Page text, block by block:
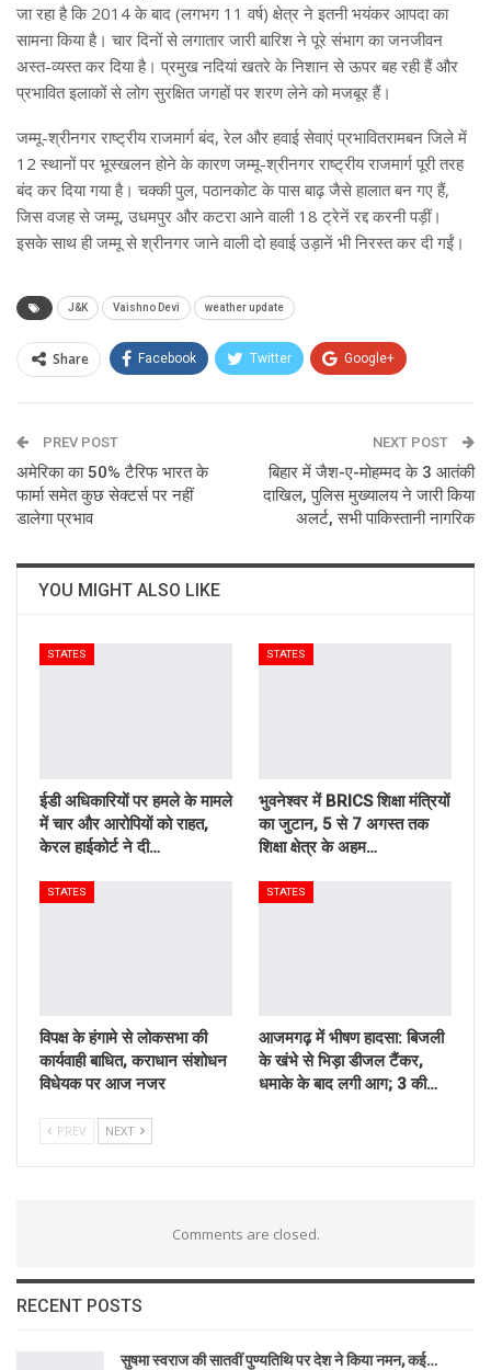
जा रहा है कि 2014 के बाद (लगभग 11 वर्ष) क्षेत्र ने इतनी भयंकर आपदा का
सामना किया है। चार दिनों से लगातार जारी बारिश ने पूरे संभाग का जनजीवन
अस्त-व्यस्त कर दिया है। प्रमुख नदियां खतरे के निशान से ऊपर बह रही हैं और
प्रभावित इलाकों से लोग सुरक्षित जगहों पर शरण लेने को मजबूर हैं।
जम्मू-श्रीनगर राष्ट्रीय राजमार्ग बंद, रेल और हवाई सेवाएं प्रभावितरामबन जिले में
12 स्थानों पर भूस्खलन होने के कारण जम्मू-श्रीनगर राष्ट्रीय राजमार्ग पूरी तरह
बंद कर दिया गया है। चक्की पुल, पठानकोट के पास बाढ़ जैसे हालात बन गए हैं,
जिस वजह से जम्मू, उधमपुर और कटरा आने वाली 18 ट्रेनें रद्द करनी पड़ीं।
इसके साथ ही जम्मू से श्रीनगर जाने वाली दो हवाई उड़ानें भी निरस्त कर दी गईं।
J&K Vaishno Devi weather update
Share Facebook Twitter Google+
Email
PREV POST
अमेरिका का 50% टैरिफ भारत के
फार्मा समेत कुछ सेक्टर्स पर नहीं
डालेगा प्रभाव
NEXT POST
बिहार में जैश-ए-मोहम्मद के 3 आतंकी
दाखिल, पुलिस मुख्यालय ने जारी किया
अलर्ट, सभी पाकिस्तानी नागरिक
YOU MIGHT ALSO LIKE
STATES
ईडी अधिकारियों पर हमले के मामले
में चार और आरोपियों को राहत,
केरल हाईकोर्ट ने दी…
STATES
भुवनेश्वर में BRICS शिक्षा मंत्रियों
का जुटान, 5 से 7 अगस्त तक
शिक्षा क्षेत्र के अहम…
STATES
विपक्ष के हंगामे से लोकसभा की
कार्यवाही बाधित, कराधान संशोधन
विधेयक पर आज नजर
STATES
आजमगढ़ में भीषण हादसा: बिजली
के खंभे से भिड़ा डीजल टैंकर,
धमाके के बाद लगी आग; 3 की…
PREV NEXT
Comments are closed.
RECENT POSTS
सुषमा स्वराज की सातवीं पुण्यतिथि पर देश ने किया नमन, कई…